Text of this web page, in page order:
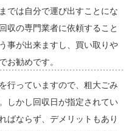
では自分で運び出すことにな
収の専門業者に依頼すること
事が出来ますし、買い取りや
お勧めです。
行っていますので、粗大ごみ
しかし回収日が指定されてい
ばならず、デメリットもあり